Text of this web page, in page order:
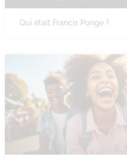
Qui était Francis Ponge ?